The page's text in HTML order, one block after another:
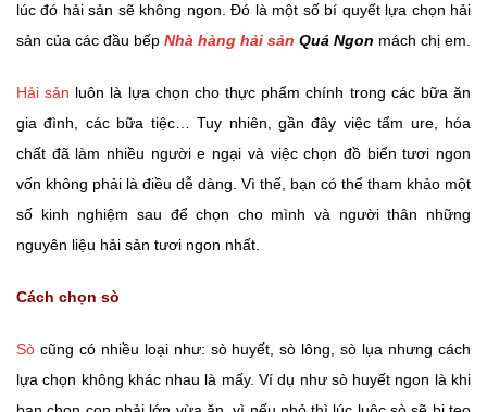
lúc đó hải sản sẽ không ngon. Đó là một số bí quyết lựa chọn hải
sản của các đầu bếp Nhà hàng hải sản Quá Ngon mách chị em.
Hải sản luôn là lựa chọn cho thực phẩm chính trong các bữa ăn
gia đình, các bữa tiệc… Tuy nhiên, gần đây việc tẩm ure, hóa
chất đã làm nhiều người e ngại và việc chọn đồ biển tươi ngon
vốn không phải là điều dễ dàng. Vì thế, bạn có thể tham khảo một
số kinh nghiệm sau để chọn cho mình và người thân những
nguyên liệu hải sản tươi ngon nhất.
Cách chọn sò
Sò cũng có nhiều loại như: sò huyết, sò lông, sò lụa nhưng cách
lựa chọn không khác nhau là mấy. Ví dụ như sò huyết ngon là khi